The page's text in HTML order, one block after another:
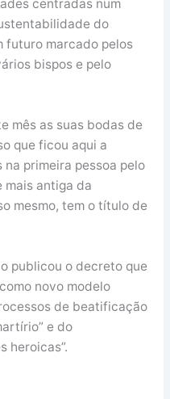
centradas num
do
futuro marcado pelos
bispos e pelo
mês as suas bodas de
que ficou aqui a
primeira pessoa pelo
mais antiga da
mesmo, tem o título de
publicou o decreto que
novo modelo
de beatificação
e do
heroicas”.